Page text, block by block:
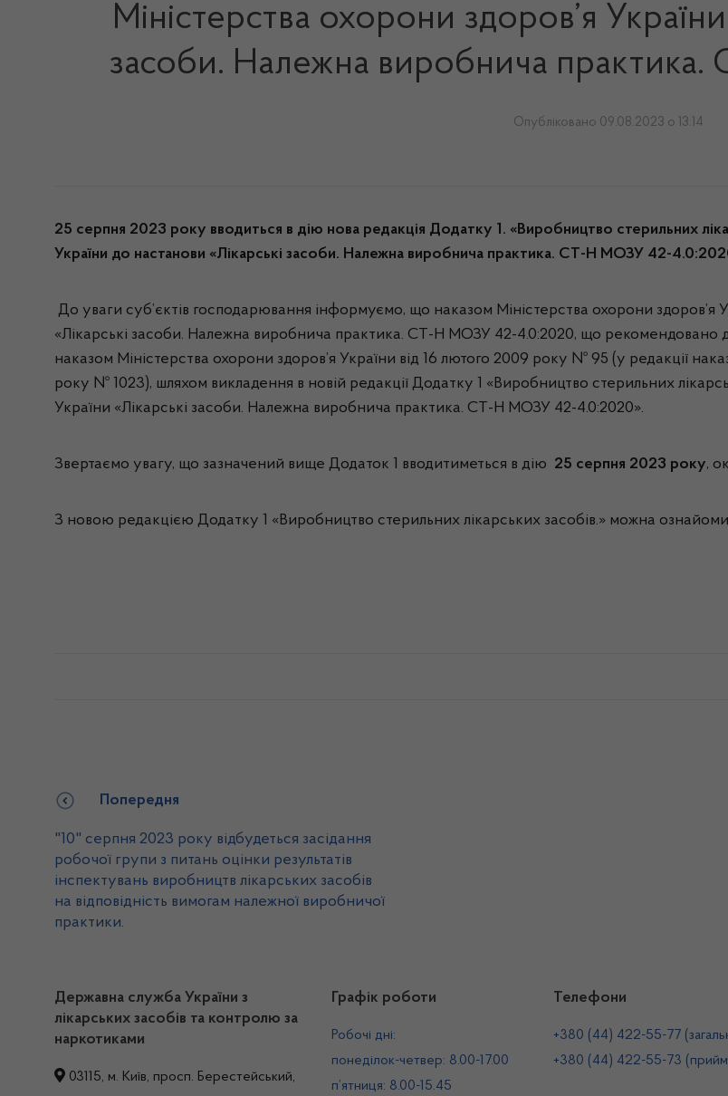
Міністерства охорони здоров’я
засоби. Належна виробнича
Опубліковано 09.08.2023 о 13:14
25 серпня 2023 року вводиться в дію нова редакція Додатку 1. «Виробництво стерильних
України до настанови «Лікарські засоби. Належна виробнича практика. СТ-Н МОЗУ 42-
До уваги суб’єктів господарювання інформуємо, що наказом Міністерства охорони здоров’я
«Лікарські засоби. Належна виробнича практика. СТ-Н МОЗУ 42-4.0:2020, що рекомендовано
наказом Міністерства охорони здоров’я України від 16 лютого 2009 року № 95 (у редакції
року № 1023), шляхом викладення в новій редакції Додатку 1 «Виробництво стерильних
України «Лікарські засоби. Належна виробнича практика. СТ-Н МОЗУ 42-4.0:2020».
Звертаємо увагу, що зазначений вище Додаток 1 вводитиметься в дію 25 серпня 2023 року,
З новою редакцією Додатку 1 «Виробництво стерильних лікарських засобів.» можна
Попередня
"10" серпня 2023 року відбудеться засідання
робочої групи з питань оцінки результатів
інспектувань виробництв лікарських засобів
на відповідність вимогам належної виробничої
практики.
Державна служба України з
лікарських засобів та контролю за
наркотиками
03115, м. Київ, просп. Берестейський,
Графік роботи
Робочі дні:
понеділок-четвер: 8.00-17.00
п’ятниця: 8.00-15.45
Телефони
+380 (44) 422-55-77
+380 (44) 422-55-73